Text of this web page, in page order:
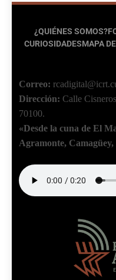
¿QUIÉNES SOMOS?
CURIOSIDADESMAPA
Correo:
Dirección: Calle
70100.
«Desde la cuna de El
Agramonte, Camagüey,